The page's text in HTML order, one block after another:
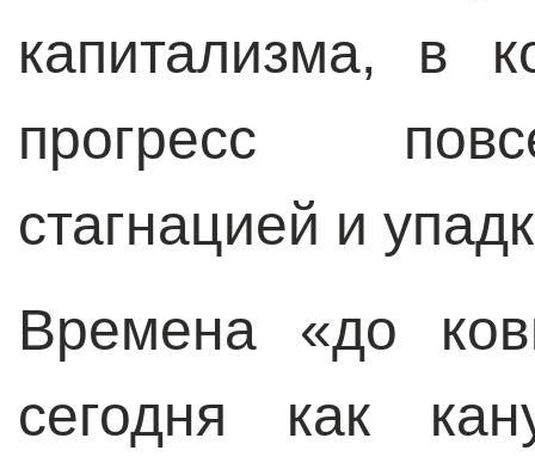
капитализма, в
прогресс
стагнацией и
Времена «до
сегодня как